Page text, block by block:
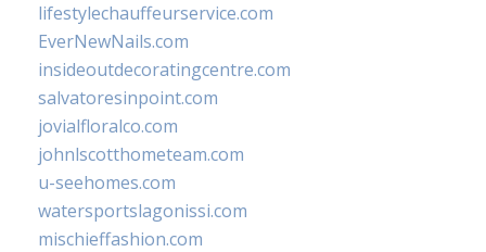
lifestylechauffeurservice.com
EverNewNails.com
insideoutdecoratingcentre.com
salvatoresinpoint.com
jovialfloralco.com
johnlscotthometeam.com
u-seehomes.com
watersportslagonissi.com
mischieffashion.com